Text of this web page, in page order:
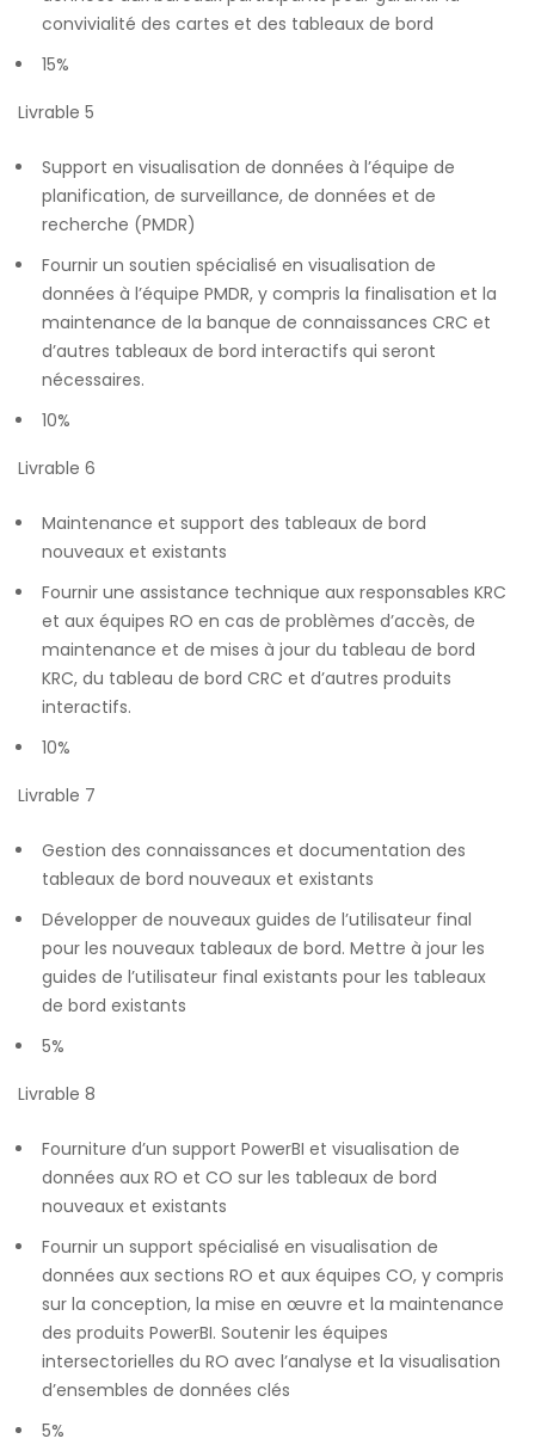
convivialité des cartes et des tableaux de bord
15%
Livrable 5
Support en visualisation de données à l’équipe de
planification, de surveillance, de données et de
recherche (PMDR)
Fournir un soutien spécialisé en visualisation de
données à l’équipe PMDR, y compris la finalisation et la
maintenance de la banque de connaissances CRC et
d’autres tableaux de bord interactifs qui seront
nécessaires.
10%
Livrable 6
Maintenance et support des tableaux de bord
nouveaux et existants
Fournir une assistance technique aux responsables KRC
et aux équipes RO en cas de problèmes d’accès, de
maintenance et de mises à jour du tableau de bord
KRC, du tableau de bord CRC et d’autres produits
interactifs.
10%
Livrable 7
Gestion des connaissances et documentation des
tableaux de bord nouveaux et existants
Développer de nouveaux guides de l’utilisateur final
pour les nouveaux tableaux de bord. Mettre à jour les
guides de l’utilisateur final existants pour les tableaux
de bord existants
5%
Livrable 8
Fourniture d’un support PowerBI et visualisation de
données aux RO et CO sur les tableaux de bord
nouveaux et existants
Fournir un support spécialisé en visualisation de
données aux sections RO et aux équipes CO, y compris
sur la conception, la mise en œuvre et la maintenance
des produits PowerBI. Soutenir les équipes
intersectorielles du RO avec l’analyse et la visualisation
d’ensembles de données clés
5%